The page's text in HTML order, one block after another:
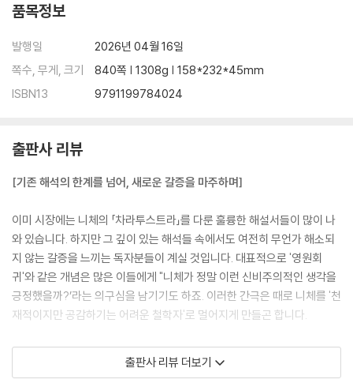
품목정보
발행일
2026년 04월 16일
쪽수, 무게, 크기
840쪽 | 1308g | 158*232*45mm
ISBN13
9791199784024
출판사 리뷰
[기존 해석의 한계를 넘어, 새로운 갈증을 마주하며]
이미 시장에는 니체의 「차라투스트라」를 다룬 훌륭한 해설서들이 많이 나
와 있습니다. 하지만 그 깊이 있는 해석들 속에서도 여전히 무언가 해소되
지 않는 갈증을 느끼는 독자분들이 계실 것입니다. 대표적으로 '영원회
귀'와 같은 개념은 많은 이들에게 "니체가 정말 이런 신비주의적인 생각을
긍정했을까?’라는 의구심을 남기기도 하죠. 이러한 간극은 때로 니체를 '천
재적이지만 공감하기는 어려운 철학자'로 멀어지게 만들곤 합니다.
저희는 바로 그 지점, 기존의 해석만으로는 충분히 채워지지 않았던 독자
분들의 갈증에 주목하며 기존과 다른 관점에서 바라보는 「차라투스트라는
출판사 리뷰 더보기